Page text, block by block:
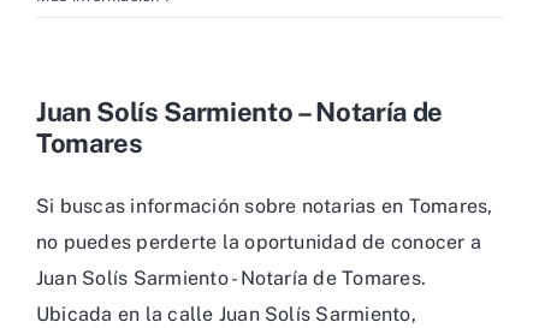
Juan Solís Sarmiento – Notaría de
Tomares
Si buscas información sobre notarias en Tomares,
no puedes perderte la oportunidad de conocer a
Juan Solís Sarmiento - Notaría de Tomares.
Ubicada en la calle Juan Solís Sarmiento,